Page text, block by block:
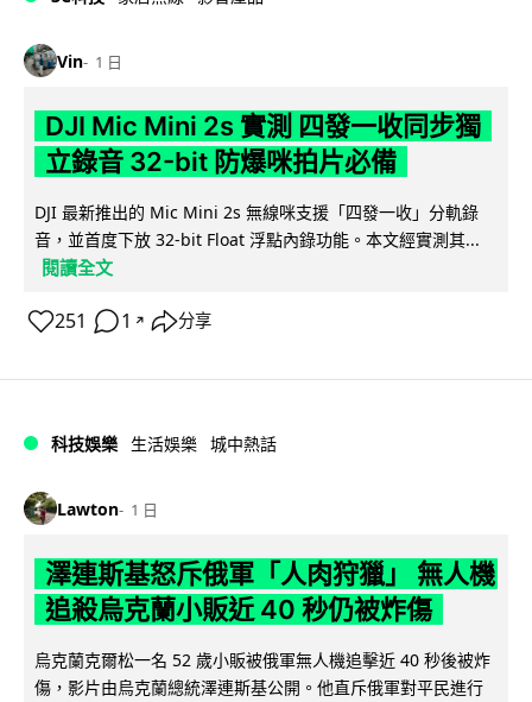
Vin 1 日
DJI Mic Mini 2s 實測 四發一收同步獨
立錄音 32-bit 防爆咪拍片必備
DJI 最新推出的 Mic Mini 2s 無線咪支援「四發一收」分軌錄
音，並首度下放 32-bit Float 浮點內錄功能。本文經實測其...
閱讀全文
251 1 ↗ 分享
科技娛樂 生活娛樂 城中熱話
Lawton 1 日
澤連斯基怒斥俄軍「人肉狩獵」 無人機
追殺烏克蘭小販近 40 秒仍被炸傷
烏克蘭克爾松一名 52 歲小販被俄軍無人機追擊近 40 秒後被炸
傷，影片由烏克蘭總統澤連斯基公開。他直斥俄軍對平民進行